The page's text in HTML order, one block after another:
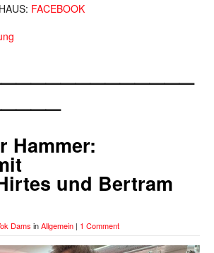
FACEBOOK
Hammer:
und Bertram
Dams inAllgemein | 1 Comment